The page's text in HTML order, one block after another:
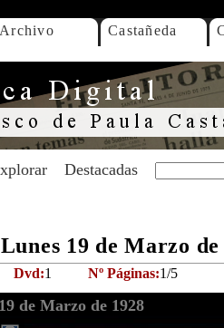
Archivo Castañeda
Destacadas
19 de Marzo
Dvd:1 Nº Páginas:1/5
de Marzo de 1928